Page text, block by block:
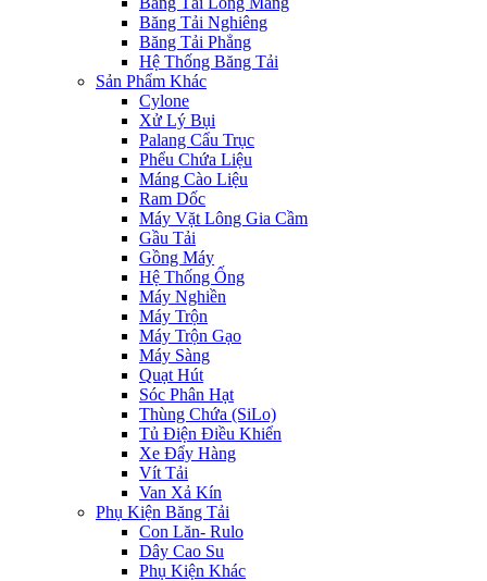
Băng Tải Nghiêng
Băng Tải Phẳng
Hệ Thống Băng Tải
Sản Phẩm Khác
Cylone
Xử Lý Bụi
Palang Cẩu Trục
Phểu Chứa Liệu
Máng Cào Liệu
Ram Dốc
Máy Vặt Lông Gia Cầm
Gầu Tải
Gồng Máy
Hệ Thống Ống
Máy Nghiền
Máy Trộn
Máy Trộn Gạo
Máy Sàng
Quạt Hút
Sóc Phân Hạt
Thùng Chứa (SiLo)
Tủ Điện Điều Khiển
Xe Đẩy Hàng
Vít Tải
Van Xả Kín
Phụ Kiện Băng Tải
Con Lăn- Rulo
Dây Cao Su
Phụ Kiện Khác